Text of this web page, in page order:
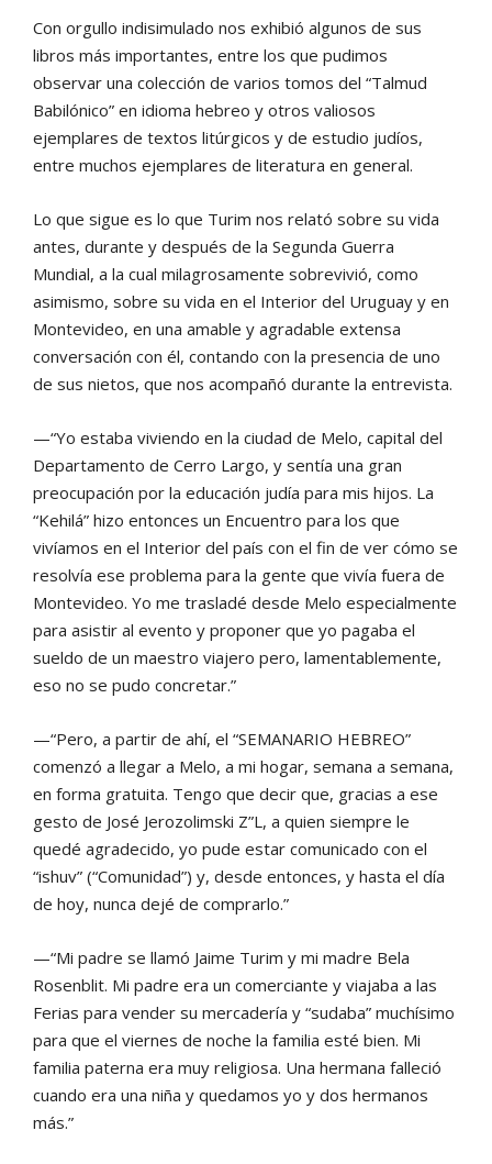
Con orgullo indisimulado nos exhibió algunos de sus
libros más importantes, entre los que pudimos
observar una colección de varios tomos del “Talmud
Babilónico” en idioma hebreo y otros valiosos
ejemplares de textos litúrgicos y de estudio judíos,
entre muchos ejemplares de literatura en general.
Lo que sigue es lo que Turim nos relató sobre su vida
antes, durante y después de la Segunda Guerra
Mundial, a la cual milagrosamente sobrevivió, como
asimismo, sobre su vida en el Interior del Uruguay y en
Montevideo, en una amable y agradable extensa
conversación con él, contando con la presencia de uno
de sus nietos, que nos acompañó durante la entrevista.
—“Yo estaba viviendo en la ciudad de Melo, capital del
Departamento de Cerro Largo, y sentía una gran
preocupación por la educación judía para mis hijos. La
“Kehilá” hizo entonces un Encuentro para los que
vivíamos en el Interior del país con el fin de ver cómo se
resolvía ese problema para la gente que vivía fuera de
Montevideo. Yo me trasladé desde Melo especialmente
para asistir al evento y proponer que yo pagaba el
sueldo de un maestro viajero pero, lamentablemente,
eso no se pudo concretar.”
—“Pero, a partir de ahí, el “SEMANARIO HEBREO”
comenzó a llegar a Melo, a mi hogar, semana a semana,
en forma gratuita. Tengo que decir que, gracias a ese
gesto de José Jerozolimski Z”L, a quien siempre le
quedé agradecido, yo pude estar comunicado con el
“ishuv” (“Comunidad”) y, desde entonces, y hasta el día
de hoy, nunca dejé de comprarlo.”
—“Mi padre se llamó Jaime Turim y mi madre Bela
Rosenblit. Mi padre era un comerciante y viajaba a las
Ferias para vender su mercadería y “sudaba” muchísimo
para que el viernes de noche la familia esté bien. Mi
familia paterna era muy religiosa. Una hermana falleció
cuando era una niña y quedamos yo y dos hermanos
más.”